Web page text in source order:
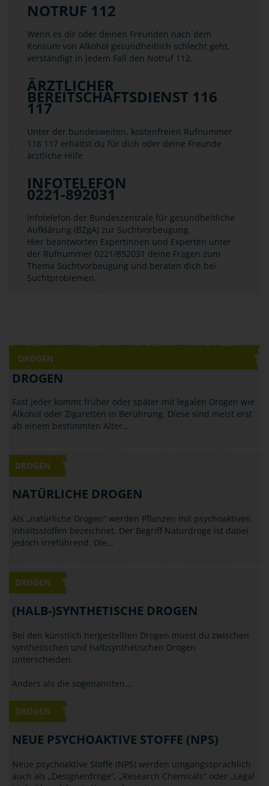
NOTRUF 112
Wenn es dir oder deinen Freunden nach dem
Konsum von Alkohol gesundheitlich schlecht geht,
verständigt in jedem Fall den Notruf 112.
ÄRZTLICHER
BEREITSCHAFTSDIENST 116
117
Unter der bundesweiten, kostenfreien Rufnummer
116 117 erhältst du für dich oder deine Freunde
ärztliche Hilfe
INFOTELEFON
0221-892031
Infotelefon der Bundeszentrale für gesundheitliche
Aufklärung (BZgA) zur Suchtvorbeugung.
Hier beantworten Expertinnen und Experten unter
der Rufnummer 0221/892031 deine Fragen zum
Thema Suchtvorbeugung und beraten dich bei
Suchtproblemen.
DROGEN
DROGEN
Fast jeder kommt früher oder später mit legalen Drogen wie
Alkohol oder Zigaretten in Berührung. Diese sind meist erst
ab einem bestimmten Alter…
DROGEN
NATÜRLICHE DROGEN
Als „natürliche Drogen“ werden Pflanzen mit psychoaktiven
Inhaltsstoffen bezeichnet. Der Begriff Naturdroge ist dabei
jedoch irreführend. Die…
DROGEN
(HALB-)SYNTHETISCHE DROGEN
Bei den künstlich hergestellten Drogen musst du zwischen
synthetischen und halbsynthetischen Drogen
unterscheiden.
Anders als die sogenannten…
DROGEN
NEUE PSYCHOAKTIVE STOFFE (NPS)
Neue psychoaktive Stoffe (NPS) werden umgangssprachlich
auch als „Designerdroge“, „Research Chemicals“ oder „Legal